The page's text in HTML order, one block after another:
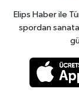
Elips Haber ile
spordan